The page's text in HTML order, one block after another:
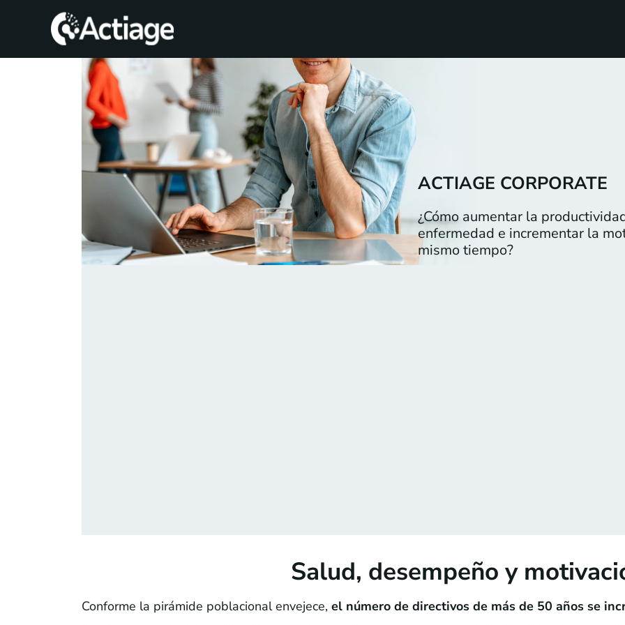
TRATAMIENTOS
ACTIAGE CORPORATE
¿Cómo aumentar la
enfermedad e incrementar la
mismo tiempo?
Salud, desempeño y
Conforme la pirámide poblacional envejece, el número de directivos de más de 50 años se